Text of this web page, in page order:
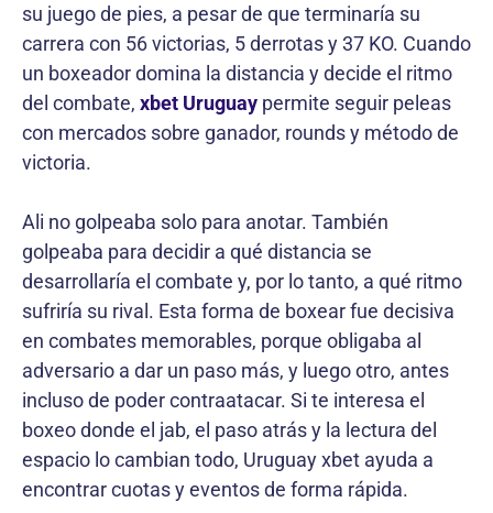
su juego de pies, a pesar de que terminaría su
carrera con 56 victorias, 5 derrotas y 37 KO. Cuando
un boxeador domina la distancia y decide el ritmo
del combate, xbet Uruguay permite seguir peleas
con mercados sobre ganador, rounds y método de
victoria.
Ali no golpeaba solo para anotar. También
golpeaba para decidir a qué distancia se
desarrollaría el combate y, por lo tanto, a qué ritmo
sufriría su rival. Esta forma de boxear fue decisiva
en combates memorables, porque obligaba al
adversario a dar un paso más, y luego otro, antes
incluso de poder contraatacar. Si te interesa el
boxeo donde el jab, el paso atrás y la lectura del
espacio lo cambian todo, Uruguay xbet ayuda a
encontrar cuotas y eventos de forma rápida.